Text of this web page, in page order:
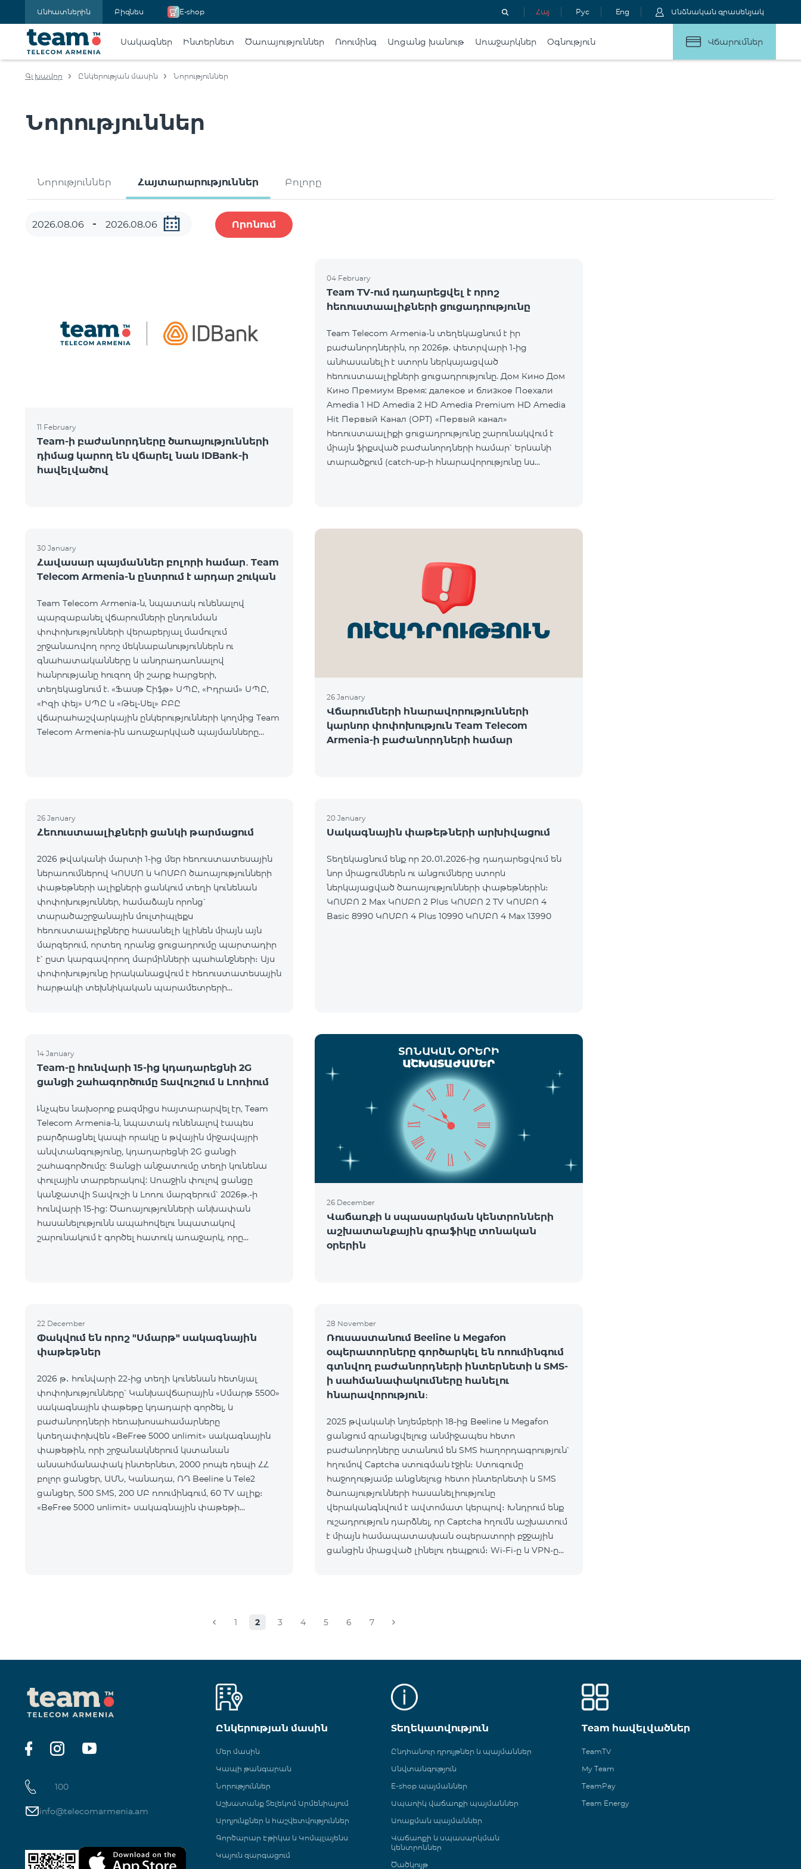
Անհատներին Բիզնես E-shop Հայ Рус Eng Անձնական գրասենյակ
Սակագներ Ինտերնետ Ծառայություններ Ռոումինգ Առցանց խանութ Առաջարկներ Օգնություն Վճարումներ
Գլխավոր Ընկերության մասին Նորություններ
Նորություններ
Նորություններ Հայտարարություններ Բոլորը
Որոնում
11 February
Team-ի բաժանորդները ծառայությունների
դիմաց կարող են վճարել նաև IDBank-ի
հավելվածով
04 February
Team TV-ում դադարեցվել է որոշ
հեռուստաալիքների ցուցադրությունը
Team Telecom Armenia-ն տեղեկացնում է իր
բաժանորդներին, որ 2026թ. փետրվարի 1-ից
անհասանելի է ստորև ներկայացված
հեռուստաալիքների ցուցադրությունը. Дом Кино Дом
Кино Премиум Время: далекое и близкое Поехали
Amedia 1 HD Amedia 2 HD Amedia Premium HD Amedia
Hit Первый Канал (ОРТ) «Первый канал»
հեռուստաալիքի ցուցադրությունը շարունակվում է
միայն ֆիքսված բաժանորդների համար՝ Երևանի
տարածքում (catch-up-ի հնարավորությունը ևս
30 January
Հավասար պայմաններ բոլորի համար․ Team
Telecom Armenia-ն ընտրում է արդար շուկան
Team Telecom Armenia-ն, նպատակ ունենալով
պարզաբանել վճարումների ընդունման
փոփոխությունների վերաբերյալ մամուլում
շրջանառվող որոշ մեկնաբանություններն ու
գնահատականները և անդրադառնալով
հանրությանը հուզող մի շարք հարցերի,
տեղեկացնում է. «Ֆասթ Շիֆթ» ՍՊԸ, «Իդրամ» ՍՊԸ,
«Իզի փեյ» ՍՊԸ և «Թել-Սել» ԲԲԸ
վճարահաշվարկային ընկերությունների կողմից Team
Telecom Armenia-ին առաջարկված պայմանները
26 January
Վճարումների հնարավորությունների
կարևոր փոփոխություն Team Telecom
Armenia-ի բաժանորդների համար
26 January
Հեռուստաալիքների ցանկի թարմացում
2026 թվականի մարտի 1-ից մեր հեռուստատեսային
ներառումներով ԿՈՍՄՈ և ԿՈՄԲՈ ծառայությունների
փաթեթների ալիքների ցանկում տեղի կունենան
փոփոխություններ, համաձայն որոնց՝
տարածաշրջանային մուլտիպլեքս
հեռուստաալիքները հասանելի կլինեն միայն այն
մարզերում, որտեղ դրանց ցուցադրումը պարտադիր
է՝ ըստ կարգավորող մարմինների պահանջների։ Այս
փոփոխությունը իրականացվում է հեռուստատեսային
հարթակի տեխնիկական պարամետրերի
20 January
Սակագնային փաթեթների արխիվացում
Տեղեկացնում ենք որ 20․01․2026-ից դադարեցվում են
նոր միացումներն ու անցումները ստորև
ներկայացված ծառայությունների փաթեթներին։
ԿՈՄԲՈ 2 Max ԿՈՄԲՈ 2 Plus ԿՈՄԲՈ 2 TV ԿՈՄԲՈ 4
Basic 8990 ԿՈՄԲՈ 4 Plus 10990 ԿՈՄԲՈ 4 Max 13990
14 January
Team-ը հունվարի 15-ից կդադարեցնի 2G
ցանցի շահագործումը Տավուշում և Լոռիում
Ւնչպես նախօրոք բազմիցս հայտարարվել էր, Team
Telecom Armenia-ն, նպատակ ունենալով էապես
բարձրացնել կապի որակը և թվային միջավայրի
անվտանգությունը, կդադարեցնի 2G ցանցի
շահագործումը: Ցանցի անջատումը տեղի կունենա
փուլային տարբերակով: Առաջին փուլով ցանցը
կանջատվի Տավուշի և Լոռու մարզերում՝ 2026թ.-ի
հունվարի 15-ից: Ծառայությունների անխափան
հասանելությունն ապահովելու նպատակով
շարունակում է գործել հատուկ առաջարկ, որը
26 December
Վաճառքի և սպասարկման կենտրոնների
աշխատանքային գրաֆիկը տոնական
օրերին
22 December
Փակվում են որոշ "Սմարթ" սակագնային
փաթեթներ
2026 թ․ հունվարի 22-ից տեղի կունենան հետևյալ
փոփոխությունները՝ Կանխավճարային «Սմարթ 5500»
սակագնային փաթեթը կդադարի գործել, և
բաժանորդների հեռախոսահամարները
կտեղափոխվեն «BeFree 5000 unlimit» սակագնային
փաթեթին, որի շրջանակներում կստանան
անսահմանափակ ինտերնետ, 2000 րոպե դեպի ՀՀ
բոլոր ցանցեր, ԱՄՆ, Կանադա, ՌԴ Beeline և Tele2
ցանցեր, 500 SMS, 200 ՄԲ ռոումինգում, 60 TV ալիք։
«BeFree 5000 unlimit» սակագնային փաթեթի
28 November
Ռուսաստանում Beeline և Megafon
օպերատորները գործարկել են ռոումինգում
գտնվող բաժանորդների ինտերնետի և SMS-
ի սահմանափակումները հանելու
հնարավորություն։
2025 թվականի նոյեմբերի 18-ից Beeline և Megafon
ցանցում գրանցվելուց անմիջապես հետո
բաժանորդները ստանում են SMS հաղորդագրություն՝
հղումով Captcha ստուգման էջին։ Ստուգումը
հաջողությամբ անցնելուց հետո ինտերնետի և SMS
ծառայությունների հասանելիությունը
վերականգնվում է ավտոմատ կերպով։ Խնդրում ենք
ուշադրություն դարձնել, որ Captcha հղումն աշխատում
է միայն համապատասխան օպերատորի բջջային
ցանցին միացված լինելու դեպքում։ Wi-Fi-ը և VPN-ը
1 2 3 4 5 6 7
100
info@telecomarmenia.am
Ընկերության մասին
Մեր մասին
Կապի թանգարան
Նորություններ
Աշխատանք Տելեկոմ Արմենիայում
Արդյունքներ և հաշվետվություններ
Գործարար Էթիկա և Կոմպլայենս
Կայուն զարգացում
Տեղեկատվություն
Ընդհանուր դրույթներ և պայմաններ
Անվտանգություն
E-shop պայմաններ
Ապառիկ վաճառքի պայմաններ
Առաքման պայմաններ
Վաճառքի և սպասարկման
կենտրոններ
Ծածկույթ
Team հավելվածներ
TeamTV
My Team
TeamPay
Team Energy